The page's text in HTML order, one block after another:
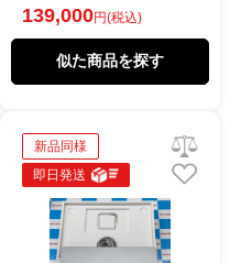
139,000円(税込)
似た商品を探す
新品同様
即日発送